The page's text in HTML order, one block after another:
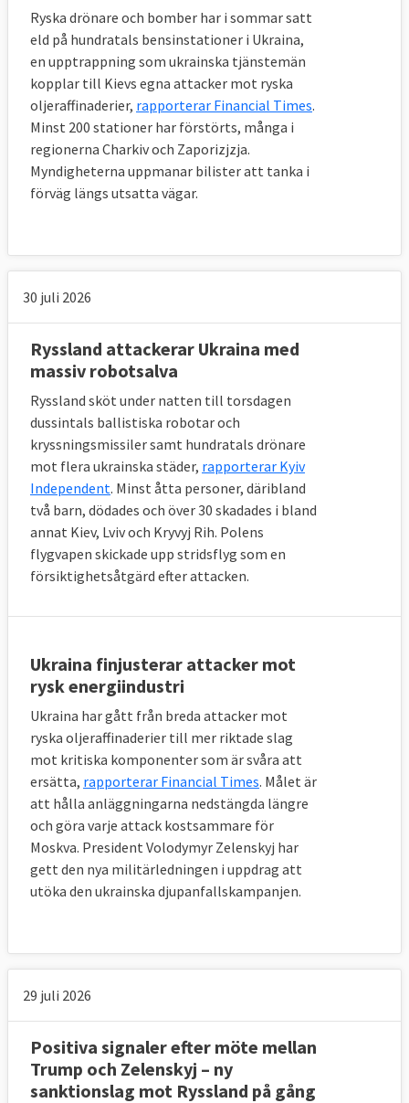
Ryska drönare och bomber har i sommar satt
eld på hundratals bensinstationer i Ukraina,
en upptrappning som ukrainska tjänstemän
kopplar till Kievs egna attacker mot ryska
oljeraffinaderier, rapporterar Financial Times.
Minst 200 stationer har förstörts, många i
regionerna Charkiv och Zaporizjzja.
Myndigheterna uppmanar bilister att tanka i
förväg längs utsatta vägar.
30 juli 2026
Ryssland attackerar Ukraina med
massiv robotsalva
Ryssland sköt under natten till torsdagen
dussintals ballistiska robotar och
kryssningsmissiler samt hundratals drönare
mot flera ukrainska städer, rapporterar Kyiv
Independent. Minst åtta personer, däribland
två barn, dödades och över 30 skadades i bland
annat Kiev, Lviv och Kryvyj Rih. Polens
flygvapen skickade upp stridsflyg som en
försiktighetsåtgärd efter attacken.
Ukraina finjusterar attacker mot
rysk energiindustri
Ukraina har gått från breda attacker mot
ryska oljeraffinaderier till mer riktade slag
mot kritiska komponenter som är svåra att
ersätta, rapporterar Financial Times. Målet är
att hålla anläggningarna nedstängda längre
och göra varje attack kostsammare för
Moskva. President Volodymyr Zelenskyj har
gett den nya militärledningen i uppdrag att
utöka den ukrainska djupanfallskampanjen.
29 juli 2026
Positiva signaler efter möte mellan
Trump och Zelenskyj – ny
sanktionslag mot Ryssland på gång